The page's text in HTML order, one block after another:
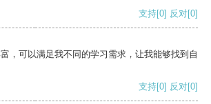
支持[0] 反对[0]
，可以满足我不同的学习需求，让我能够找到自
支持[0] 反对[0]